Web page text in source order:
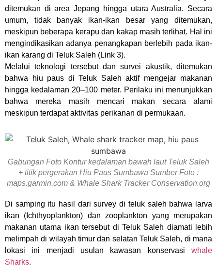
ditemukan di area Jepang hingga utara Australia. Secara
umum, tidak banyak ikan-ikan besar yang ditemukan,
meskipun beberapa kerapu dan kakap masih terlihat. Hal ini
mengindikasikan adanya penangkapan berlebih pada ikan-
ikan karang di Teluk Saleh (Link 3).
Melalui teknologi tersebut dan survei akustik, ditemukan
bahwa hiu paus di Teluk Saleh aktif mengejar makanan
hingga kedalaman 20–100 meter. Perilaku ini menunjukkan
bahwa mereka masih mencari makan secara alami
meskipun terdapat aktivitas perikanan di permukaan.
Gabungan Foto Kontur kedalaman bawah laut Teluk Saleh
+ titik pergerakan Hiu Paus Sumbawa Sumber Foto :
maps.garmin.com & Whale Shark Tracker Conservation.org
Di samping itu hasil dari survey di teluk saleh bahwa larva
ikan (Ichthyoplankton) dan zooplankton yang merupakan
makanan utama ikan tersebut di Teluk Saleh diamati lebih
melimpah di wilayah timur dan selatan Teluk Saleh, di mana
lokasi ini menjadi usulan kawasan konservasi whale
Sharks.